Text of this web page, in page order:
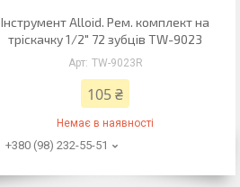
Інструмент Alloid. Рем. комплект на
тріскачку 1/2" 72 зубців TW-9023
TW-9023R
105 ₴
Немає в наявності
+380 (98) 232-55-51